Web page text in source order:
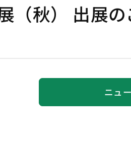
（秋） 出展の
ニュ